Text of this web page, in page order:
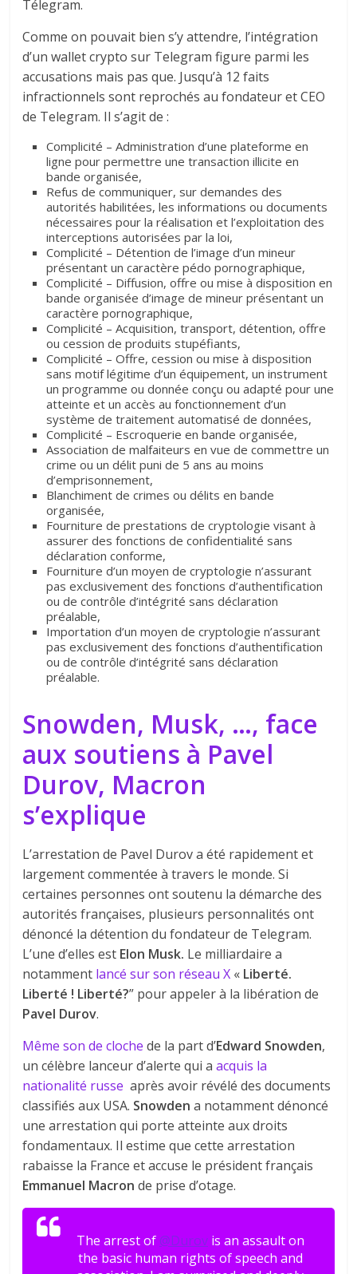
Télegram.
Comme on pouvait bien s’y attendre, l’intégration
d’un wallet crypto sur Telegram figure parmi les
accusations mais pas que. Jusqu’à 12 faits
infractionnels sont reprochés au fondateur et CEO
de Telegram. Il s’agit de :
Complicité – Administration d’une plateforme en
ligne pour permettre une transaction illicite en
bande organisée,
Refus de communiquer, sur demandes des
autorités habilitées, les informations ou documents
nécessaires pour la réalisation et l’exploitation des
interceptions autorisées par la loi,
Complicité – Détention de l’image d’un mineur
présentant un caractère pédo pornographique,
Complicité – Diffusion, offre ou mise à disposition en
bande organisée d’image de mineur présentant un
caractère pornographique,
Complicité – Acquisition, transport, détention, offre
ou cession de produits stupéfiants,
Complicité – Offre, cession ou mise à disposition
sans motif légitime d’un équipement, un instrument
un programme ou donnée conçu ou adapté pour une
atteinte et un accès au fonctionnement d’un
système de traitement automatisé de données,
Complicité – Escroquerie en bande organisée,
Association de malfaiteurs en vue de commettre un
crime ou un délit puni de 5 ans au moins
d’emprisonnement,
Blanchiment de crimes ou délits en bande
organisée,
Fourniture de prestations de cryptologie visant à
assurer des fonctions de confidentialité sans
déclaration conforme,
Fourniture d’un moyen de cryptologie n’assurant
pas exclusivement des fonctions d’authentification
ou de contrôle d’intégrité sans déclaration
préalable,
Importation d’un moyen de cryptologie n’assurant
pas exclusivement des fonctions d’authentification
ou de contrôle d’intégrité sans déclaration
préalable.
Snowden, Musk, …, face
aux soutiens à Pavel
Durov, Macron
s’explique
L’arrestation de Pavel Durov a été rapidement et
largement commentée à travers le monde. Si
certaines personnes ont soutenu la démarche des
autorités françaises, plusieurs personnalités ont
dénoncé la détention du fondateur de Telegram.
L’une d’elles est Elon Musk. Le milliardaire a
notamment lancé sur son réseau X « Liberté.
Liberté ! Liberté?” pour appeler à la libération de
Pavel Durov.
Même son de cloche de la part d’Edward Snowden,
un célèbre lanceur d’alerte qui aacquis la
nationalité russe après avoir révélé des documents
classifiés aux USA. Snowden a notamment dénoncé
une arrestation qui porte atteinte aux droits
fondamentaux. Il estime que cette arrestation
rabaisse la France et accuse le président français
Emmanuel Macronde prise d’otage.
The arrest of @Durovis an assault on
the basic human rights of speech and